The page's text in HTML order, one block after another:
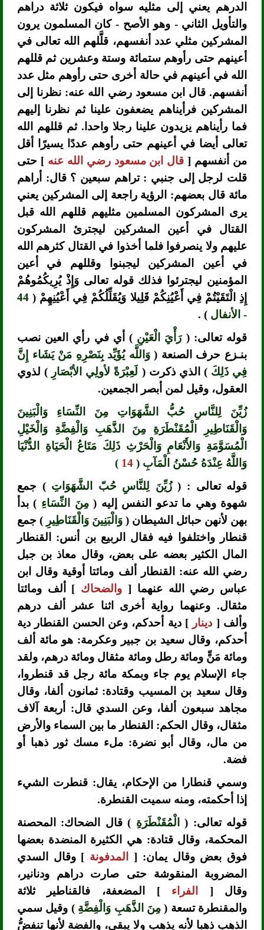
الدرهم يعني إلى مثليه سواه فيكون ثلاثة دراهم
والتأويل الثاني - وهو الأصح - كان المسلمون يرون
المشركين مثلي عدد أنفسهم، قلَّلهم الله تعالى في
أعينهم حتى رأوهم ستمائة وستة وعشرين ثم قللهم
الله في أعينهم في حالة أخرى حتى رأوهم مثل عدد
أنفسهم. قال ابن مسعود رضي الله عنه: نظرنا إلى
المشركين فرأيناهم يضعفون علينا ثم نظرنا إليهم
فما رأيناهم يزيدون علينا رجلا واحدا. ثم قللهم الله
تعالى أيضا في أعينهم حتى رأوهم عددًا يسيرًا أقل
من أنفسهم [قال ابن مسعود رضي الله عنه] حتى
قلت لرجل إلى جنبي : تراهم سبعين ؟ قال: أراهم
مائة قال بعضهم: الرؤية راجعة إلى المشركين يعني
يرى المشركون المسلمين مثليهم قللهم الله قبل
القتال في أعين المشركين ليجترئ المشركون
عليهم ولا ينصرفوا فلما أخذوا في القتال كثرهم الله
في أعين المشركين ليجبنوا وقللهم في أعين
المؤمنين ليجترئوا فذلك قوله تعالى وَإِذْ يُرِيكُمُوهُمْ
إِذِ الْتَقَيْتُمْ فِي أَعْيُنِكُمْ قَلِيلا وَيُقَلِّلُكُمْ فِي أَعْيُنِهِمْ ( 44
- الأنفال ) .
قوله تعالى: ( رَأْيَ الْعَيْنِ ) أي في رأي العين نصب
بنـزع حرف الصنعة (وَاللَّه يُؤَيِّد بِنَصْرِهِ مَنْ يَشَاء إِنَّ
فِي ذَلِكَ) الذي ذكرت ( لَعِبْرَةً لأولِي الأبْصَارِ ) لذوي
العقول، وقيل لمن أبصر الجمعين.
زُيِّنَ لِلنَّاسِ حُبُّ الشَّهَوَاتِ مِنَ النِّسَاءِ وَالْبَنِينَ
وَالْقَنَاطِيرِ الْمُقَنْطَرَةِ مِنَ الذَّهَبِ وَالْفِضَّةِ وَالْخَيْلِ
الْمُسَوَّمَةِ وَالأَنْعَامِ وَالْحَرْثِ ذَلِكَ مَتَاعُ الْحَيَاةِ الدُّنْيَا
وَاللَّهُ عِنْدَهُ حُسْنُ الْمَآبِ (14
)
قوله تعالى : (زُيِّنَ لِلنَّاسِ حُبّ الشَّهَوَاتِ) جمع
شهوة وهي ما تدعو النفس إليه (مِنَ النِّسَاءِ ) بدأ
بهن لأنهن حبائل الشيطان (وَالْبَنِينَ وَالْقَنَاطِيرِ) جمع
قنطار واختلفوا فيه فقال الربيع بن أنس: القنطار
المال الكثير بعضه على بعض، وقال معاذ بن جبل
رضي الله عنه: القنطار ألف ومائتا أوقية وقال ابن
عباس رضي الله عنهما [والضحاك ] ألف ومائتا
مثقال. وعنهما رواية أخرى اثنا عشر ألف درهم
وألف [ دينار ] دية أحدكم، وعن الحسن القنطار دية
أحدكم، وقال سعيد بن جبير وعكرمة: هو مائة ألف
ومائة مَنٍّ ومائة رطل ومائة مثقال ومائة درهم، ولقد
جاء الإسلام يوم جاء وبمكة مائة رجل قد قنطروا،
وقال سعيد بن المسيب وقتادة: ثمانون ألفا، وقال
مجاهد سبعون ألفا، وعن السدي قال: أربعة آلاف
مثقال، وقال الحكم: القنطار ما بين السماء والأرض
من مال، وقال أبو نضرة: ملء مسك ثور ذهبا أو
فضة.
وسمي قنطارا من الإحكام، يقال: قنطرت الشيء
إذا أحكمته، ومنه سميت القنطرة.
قوله تعالى: (الْمُقَنْطَرَةِ ) قال الضحاك: المحصنة
المحكمة، وقال قتادة: هي الكثيرة المنضدة بعضها
فوق بعض وقال يمان: [المدفونة ] وقال السدي
المضروبة المنقوشة حتى صارت دراهم ودنانير،
وقال [ الفراء] المضعفة، فالقناطير ثلاثة
والمقنطرة تسعة (مِنَ الذَّهَبِ وَالْفِضَّةِ) وقيل سمي
الذهب ذهبا لأنه يذهب ولا يبقى، والفضة لأنها تنفضُّ